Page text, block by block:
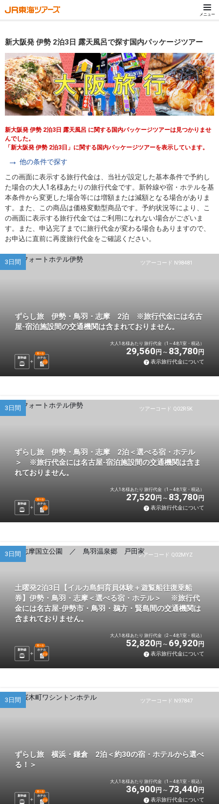
メニュー
新大阪発 伊勢 2泊3日 露天風呂で探す国内パッケージツアー
新大阪発 伊勢 2泊3日 露天風呂 に関する国内パッケージツアーは見つかりませ
んでした。
「新大阪発 伊勢 2泊3日」に関する国内パッケージツアーを表示しています。
他の条件で探す
この画面に表示する旅行代金は、当社が設定した基本条件で予約し
た場合の大人1名様あたりの旅行代金です。新幹線や宿・ホテルを基
本条件から変更した場合等には増額または減額となる場合がありま
す。また、この商品は価格変動型商品です。予約状況等により、こ
の画面に表示する旅行代金ではご利用になれない場合がございま
す。また、申込完了までに旅行代金が変わる場合もありますので、
お申込に直前に再度旅行代金をご確認ください。
ツアーコード N98481
3日間
ずらし旅 伊勢・鳥羽・志摩 2泊 ※旅行代金には名古
屋-宿泊施設間の交通機関は含まれておりません。
新幹線 ホテル
選べる
2泊
大人1名様あたり 旅行代金（1～4名1室・税込）
29,560 円 83,780 円
表示旅行代金について
ツアーコード Q02R5K
3日間
ずらし旅 伊勢・鳥羽・志摩 2泊＜選べる宿・ホテル
＞ ※旅行代金には名古屋-宿泊施設間の交通機関は含ま
れておりません。
新幹線 ホテル
選べる
2泊
大人1名様あたり 旅行代金（1～4名1室・税込）
27,520 円 83,780 円
表示旅行代金について
ツアーコード Q02MYZ
3日間
土曜発2泊3日【イルカ島飼育員体験＋遊覧船往復乗船
券】伊勢・鳥羽・志摩＜選べる宿・ホテル＞ ※旅行代
金には名古屋-伊勢市・鳥羽・鵜方・賢島間の交通機関は
含まれておりません。
新幹線 ホテル
選べる
2泊
大人1名様あたり 旅行代金（2～4名1室・税込）
52,820 円 69,920 円
表示旅行代金について
ツアーコード N97847
3日間
ずらし旅 横浜・鎌倉 2泊＜約30の宿・ホテルから選べ
る！＞
新幹線 ホテル
選べる
2泊
大人1名様あたり 旅行代金（1～4名1室・税込）
36,900 円 73,440 円
表示旅行代金について